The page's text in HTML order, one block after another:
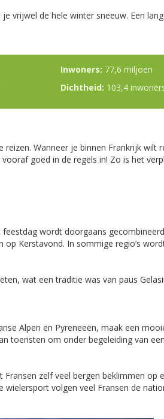
vrijwel de hele winter sneeuw. Een
Inwoners: 77,6 miljoen
Dichtheid: 103,4
Wanneer je binnen Frankrijk wilt
goed in de regels in! Zo is het
wordt doorgaans
Kerstavond. In sommige regio’s
wat een traditie was van paus
Alpen en Pyreneeën, maak een
toeristen om onder begeleiding van
zelf veel bergen beklimmen op
volgen veel Fransen de